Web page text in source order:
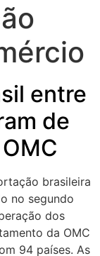
entre
de
brasileira
no segundo
dos
da OMC
94 países. As